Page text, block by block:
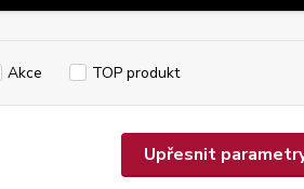
Upřesnit
Akce TOP produkt